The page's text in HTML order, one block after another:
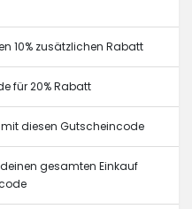
10% zusätzlichen Rabatt
für 20% Rabatt
diesen Gutscheincode
gesamten Einkauf